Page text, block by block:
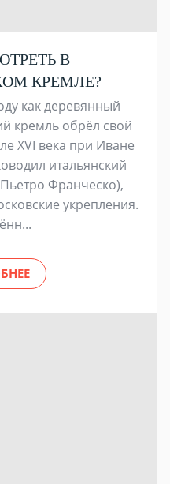
В
КРЕМЛЕ?
как деревянный
кремль обрёл свой
XVI века при Иване
итальянский
Франческо),
укрепления.